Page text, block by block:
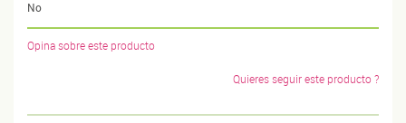
No
Opina sobre este producto
Quieres seguir este producto ?